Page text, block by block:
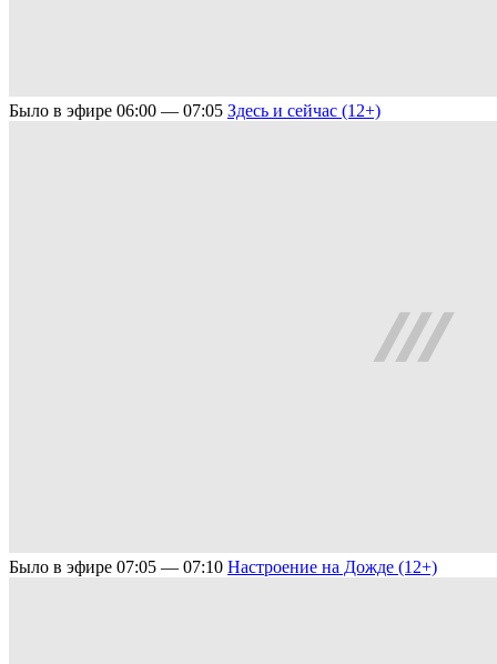
Было в эфире 06:00 — 07:05 Здесь и сейчас (12+)
Было в эфире 07:05 — 07:10 Настроение на Дожде (12+)